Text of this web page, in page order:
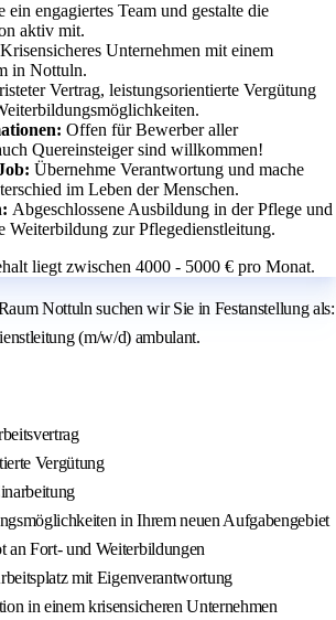
ein engagiertes Team und gestalte die
aktiv mit.
Krisensicheres Unternehmen mit einem
in Nottuln.
Vertrag, leistungsorientierte Vergütung
Offen für Bewerber aller
Quereinsteiger sind willkommen!
Übernehme Verantwortung und mache
im Leben der Menschen.
Abgeschlossene Ausbildung in der Pflege und
Weiterbildung zur Pflegedienstleitung.
liegt zwischen 4000 - 5000 € pro Monat.
Nottuln suchen wir Sie in Festanstellung als:
(m/w/d) ambulant.
Vergütung
in Ihrem neuen Aufgabengebiet
an Fort- und Weiterbildungen
mit Eigenverantwortung
in einem krisensicheren Unternehmen